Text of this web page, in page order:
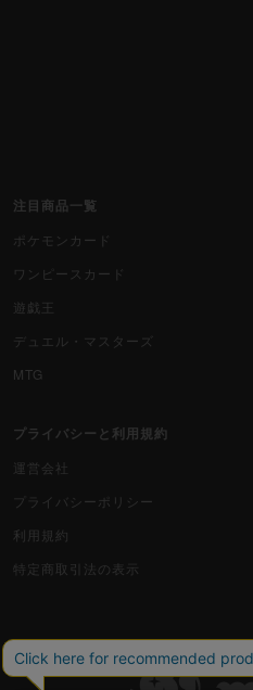
注目商品一覧
ポケモンカード
ワンピースカード
遊戯王
デュエル・マスターズ
MTG
プライバシーと利用規約
運営会社
プライバシーポリシー
利用規約
特定商取引法の表示